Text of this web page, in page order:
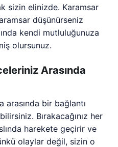
sizin elinizde. Karamsar
düşünürseniz
kendi mutluluğunuza
olursunuz.
Arasında
arasında bir bağlantı
Bırakacağınız her
harekete geçirir ve
olaylar değil, sizin o